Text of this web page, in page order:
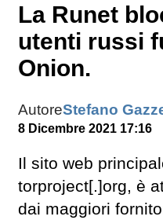
La Runet
utenti russi
Onion.
AutoreStefano
8 Dicembre 2021 17:16
Il sito web
torproject[.]org, è
dai maggiori